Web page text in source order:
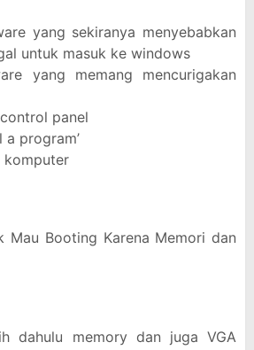
yang sekiranya menyebabkan
untuk masuk ke windows
yang memang mencurigakan
panel
a program’
komputer
Mau Booting Karena Memori dan
dahulu memory dan juga VGA